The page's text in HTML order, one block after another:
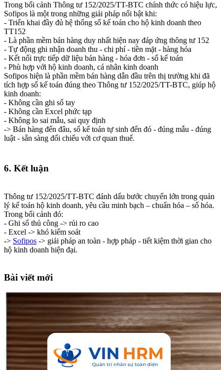
Trong bối cảnh Thông tư 152/2025/TT-BTC chính thức có hiệu lực,
Sofipos là một trong những giải pháp nổi bật khi:
- Triển khai đầy đủ hệ thống sổ kế toán cho hộ kinh doanh theo
TT152
- Là phần mềm bán hàng duy nhất hiện nay đáp ứng thông tư 152
- Tự động ghi nhận doanh thu - chi phí - tiền mặt - hàng hóa
- Kết nối trực tiếp dữ liệu bán hàng - hóa đơn - sổ kế toán
- Phù hợp với hộ kinh doanh, cá nhân kinh doanh
Sofipos hiện là phần mềm bán hàng dẫn đầu trên thị trường khi đã
tích hợp sổ kế toán đúng theo Thông tư 152/2025/TT-BTC, giúp hộ
kinh doanh:
- Không cần ghi sổ tay
- Không cần Excel phức tạp
- Không lo sai mẫu, sai quy định
-> Bán hàng đến đâu, sổ kế toán tự sinh đến đó - đúng mẫu - đúng
luật - sẵn sàng đối chiếu với cơ quan thuế.
6. Kết luận
Thông tư 152/2025/TT-BTC đánh dấu bước chuyển lớn trong quản
lý kế toán hộ kinh doanh, yêu cầu minh bạch – chuẩn hóa – số hóa.
Trong bối cảnh đó:
- Ghi sổ thủ công -> rủi ro cao
- Excel -> khó kiểm soát
-> Sofipos -> giải pháp an toàn - hợp pháp - tiết kiệm thời gian cho
hộ kinh doanh hiện đại.
Bài viết mới